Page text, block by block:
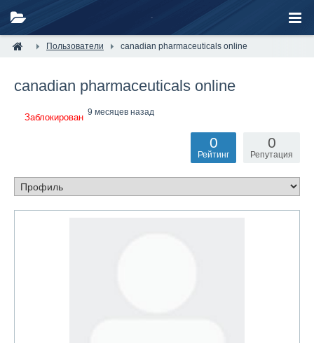
Пользователи canadian pharmaceuticals online
canadian pharmaceuticals online
Заблокирован
9 месяцев назад
0
Репутация
0
Рейтинг